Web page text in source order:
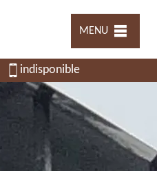
MENU
indisponible